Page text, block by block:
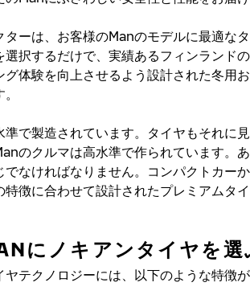
ターは、お客様のManのモデルに最適な
選択するだけで、実績あるフィンランド
グ体験を向上させるよう設計された冬用
準で製造されています。タイヤもそれに
のクルマは高水準で作られています。
でなければなりません。コンパクトカー
特徴に合わせて設計されたプレミアムタ
にノキアンタイヤを選
ヤテクノロジーには、以下のような特徴